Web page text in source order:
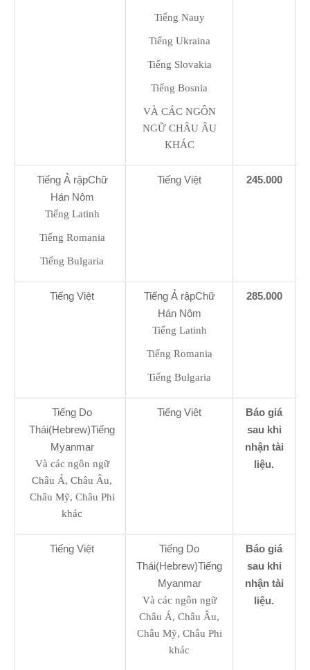
Tiếng Nauy
Tiếng Ukraina
Tiếng Slovakia
Tiếng Bosnia
VÀ CÁC NGÔN
NGỮ CHÂU ÂU
KHÁC
Tiếng Ả rậpChữ
Hán Nôm
Tiếng Latinh
Tiếng Romania
Tiếng Bulgaria
Tiếng Việt 245.000
Tiếng Việt
Tiếng Ả rậpChữ
Hán Nôm
Tiếng Latinh
Tiếng Romania
Tiếng Bulgaria
285.000
Tiếng Do
Thái(Hebrew)Tiếng
Myanmar
Và các ngôn ngữ
Châu Á, Châu Âu,
Châu Mỹ, Châu Phi
khác
Tiếng Việt
Báo giá
sau khi
nhận tài
liệu.
Tiếng Việt
Tiếng Do
Thái(Hebrew)Tiếng
Myanmar
Và các ngôn ngữ
Châu Á, Châu Âu,
Châu Mỹ, Châu Phi
khác
Báo giá
sau khi
nhận tài
liệu.